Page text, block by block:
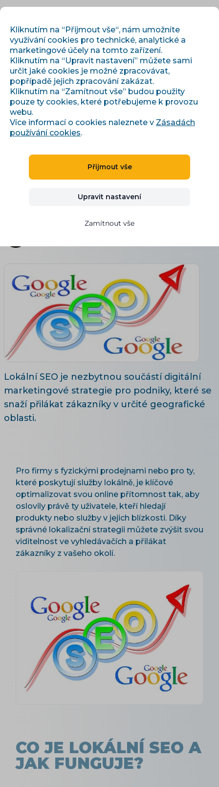
Úvod› Články a informace›
Lokální SEO strategie: přilákejte zákazníky z vašeho okolí
Lokální SEO strategie:
přilákejte zákazníky z
vašeho okolí
Lokální SEO je nezbytnou součástí digitální
marketingové strategie pro podniky, které se
snaží přilákat zákazníky v určité geografické
oblasti.
Pro firmy s fyzickými prodejnami nebo pro ty,
které poskytují služby lokálně, je klíčové
optimalizovat svou online přítomnost tak, aby
oslovily právě ty uživatele, kteří hledají
produkty nebo služby v jejich blízkosti. Díky
správné lokalizační strategii můžete zvýšit svou
viditelnost ve vyhledávačích a přilákat
zákazníky z vašeho okolí.
CO JE LOKÁLNÍ SEO A
JAK FUNGUJE?
Kliknutím na “Přijmout vše“, nám umožníte
využívání cookies pro technické, analytické a
marketingové účely na tomto zařízení.
Kliknutím na “Upravit nastavení” můžete sami
určit jaké cookies je možné zpracovávat,
popřípadě jejich zpracování zakázat.
Kliknutím na “Zamítnout vše” budou použity
pouze ty cookies, které potřebujeme k provozu
webu.
Více informací o cookies naleznete v Zásadách
používání cookies.
Přijmout vše
Upravit nastavení
Zamítnout vše